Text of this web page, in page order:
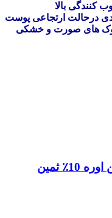
درحالت ارتجاعی پوست
های صورت و خشکی
ثمین